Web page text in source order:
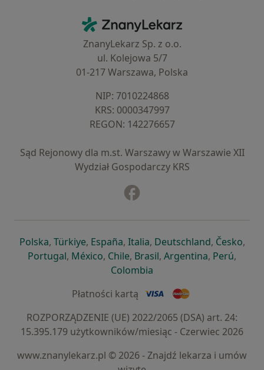
ZnanyLekarz - Strona główna
ZnanyLekarz Sp. z o.o.
ul. Kolejowa 5/7
01-217 Warszawa, Polska
NIP: ⁠7010224868
KRS: ⁠0000347997
REGON: ⁠142276657
Sąd Rejonowy dla m.st. Warszawy w Warszawie XII
Wydział Gospodarczy KRS
Polskaotwiera się w nowej karcie
, Türkiyeotwiera się w nowej karcie
, Españaotwiera się w nowej karcie
, Italiaotwiera się w nowej
, Deutschlandotwiera się
, Česko,
Portugalotwiera się w nowej karcie
, Méxicootwiera się w nowej karcie
, Chileotwiera się w nowej karcie
, Brasilotwiera się w nowej
, Argentinaotwiera się
, Perú,
Colombia
Płatności kartą
ROZPORZĄDZENIE (UE) 2022/2065 (DSA) art. 24:
15.395.179 użytkowników/miesiąc - Czerwiec 2026
www.znanylekarz.pl © 2026 - Znajdź lekarza i umów